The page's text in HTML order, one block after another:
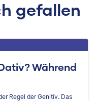
gefallen
Während
Regel der Genitiv. Das